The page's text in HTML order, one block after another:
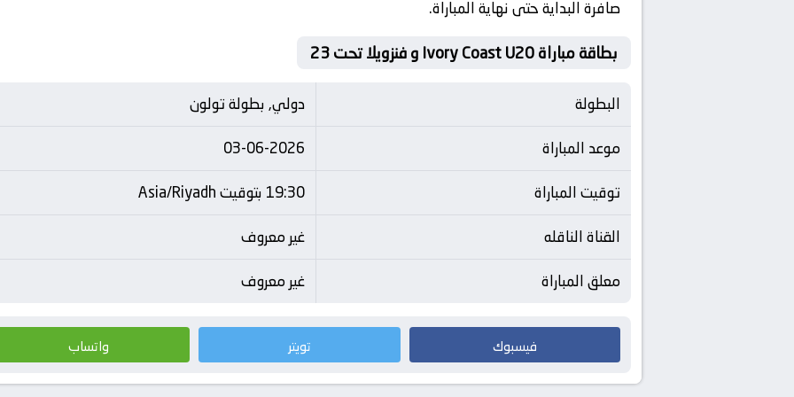
صافرة البداية حتى نهاية المباراة.
بطاقة مباراة Ivory Coast U20 و فنزويلا تحت 23
البطولة
دولي, بطولة تولون
موعد المباراة
03-06-2026
توقيت المباراة
19:30 بتوقيت Asia/Riyadh
القناة الناقله
غير معروف
معلق المباراة
غير معروف
فيسبوك تويتر واتساب